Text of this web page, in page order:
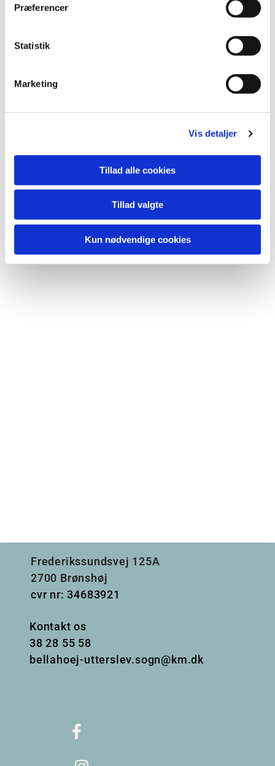
Præferencer
Statistik
Marketing
Vis detaljer
Tillad alle cookies
Tillad valgte
Kun nødvendige cookies
Frederikssundsvej 125A
2700 Brønshøj
cvr nr: 34683921
Kontakt os
38 28 55 58
bellahoej-utterslev.sogn@km.dk